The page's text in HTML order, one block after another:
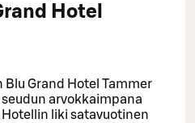
Hotel
Blu Grand Hotel Tammer
arvokkaimpana
liki satavuotinen